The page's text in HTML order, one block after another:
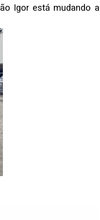
Igor está mudando a